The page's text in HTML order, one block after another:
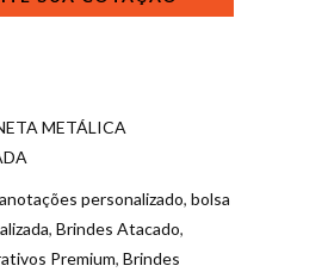
METÁLICA
personalizado, bolsa
, Brindes Atacado,
Premium, Brindes